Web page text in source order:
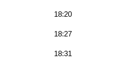
18:20
18:27
18:31